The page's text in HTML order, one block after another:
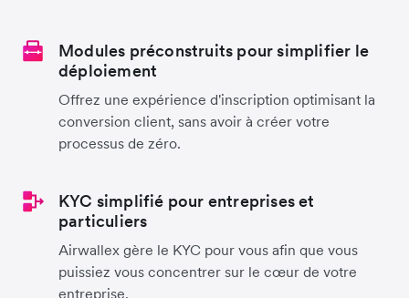
Modules préconstruits pour simplifier le
déploiement
Offrez une expérience d'inscription optimisant la
conversion client, sans avoir à créer votre
processus de zéro.
KYC simplifié pour entreprises et
particuliers
Airwallex gère le KYC pour vous afin que vous
puissiez vous concentrer sur le cœur de votre
entreprise.